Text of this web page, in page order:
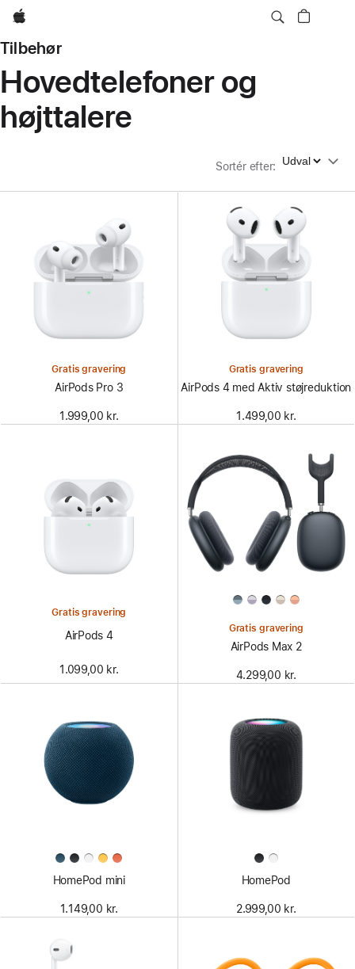
Apple
Tilbehør
Hovedtelefoner og
højttalere
Sortér efter: Sortér efter
Gratis gravering
AirPods Pro 3
1.999,00 kr.
Gratis gravering
AirPods 4 med Aktiv støjreduktion
1.499,00 kr.
Gratis gravering
AirPods 4
1.099,00 kr.
Gratis gravering
AirPods Max 2
4.299,00 kr.
HomePod mini
1.149,00 kr.
HomePod
2.999,00 kr.